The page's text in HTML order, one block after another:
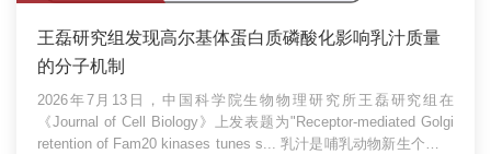
王磊研究组发现高尔基体蛋白质磷酸化影响乳汁质量
的分子机制
2026年7月13日，中国科学院生物物理研究所王磊研究组在
《Journal of Cell Biology》上发表题为"Receptor-mediated Golgi
retention of Fam20 kinases tunes s... 乳汁是哺乳动物新生个体获